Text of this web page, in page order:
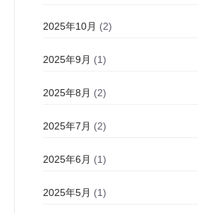
2025年10月 (2)
2025年9月 (1)
2025年8月 (2)
2025年7月 (2)
2025年6月 (1)
2025年5月 (1)